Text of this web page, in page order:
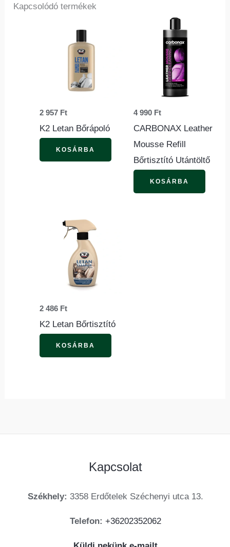
Kapcsolódó termékek
2 957 Ft
K2 Letan Bőrápoló
KOSÁRBA
4 990 Ft
CARBONAX Leather
Mousse Refill
Bőrtisztító Utántöltő
KOSÁRBA
2 486 Ft
K2 Letan Bőrtisztító
KOSÁRBA
Kapcsolat
Székhely: 3358 Erdőtelek Széchenyi utca 13.
Telefon: +36202352062